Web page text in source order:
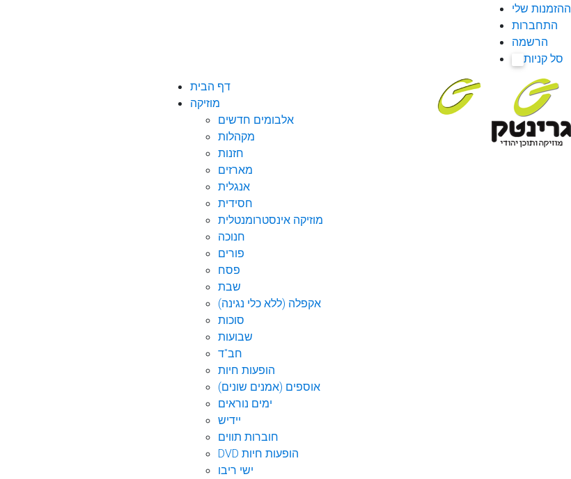
ההזמנות שלי
התחברות
הרשמה
סל קניות
דף הבית
מוזיקה
אלבומים חדשים
מקהלות
חזנות
מארזים
אנגלית
חסידית
מוזיקה אינסטרומנטלית
חנוכה
פורים
פסח
שבת
אקפלה (ללא כלי נגינה)
סוכות
שבועות
חב"ד
הופעות חיות
אוספים (אמנים שונים)
ימים נוראים
יידיש
חוברות תווים
DVD הופעות חיות
ישי ריבו